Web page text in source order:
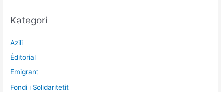
Kategori
Azili
Éditorial
Emigrant
Fondi i Solidaritetit